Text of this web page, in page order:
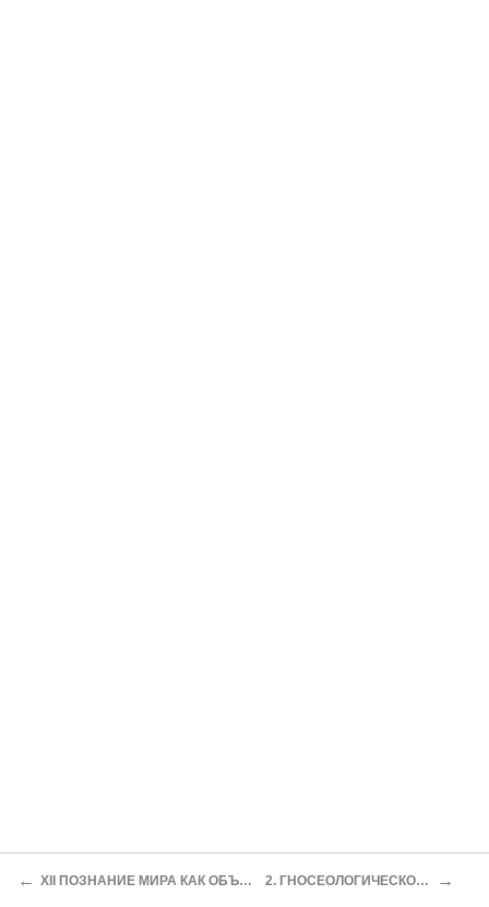
← XII ПОЗНАНИЕ МИРА КАК ОБЪЕКТ ФИЛОСОФСКОГО АНАЛИЗА 2. ГНОСЕОЛОГИЧЕСКОЕ ОТНОШЕНИЕ К БЫТИЮ →